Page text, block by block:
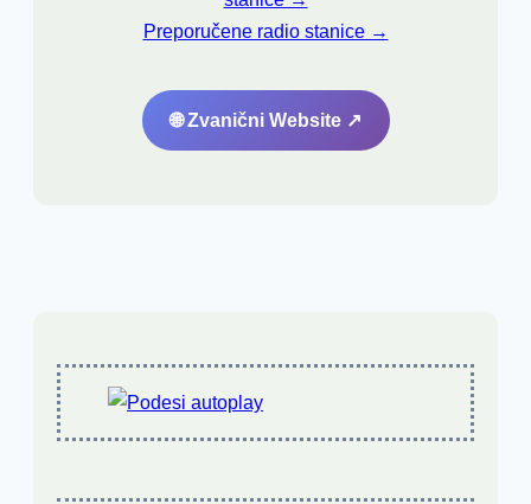
Preporučene radio stanice →
🌐 Zvanični Website ↗